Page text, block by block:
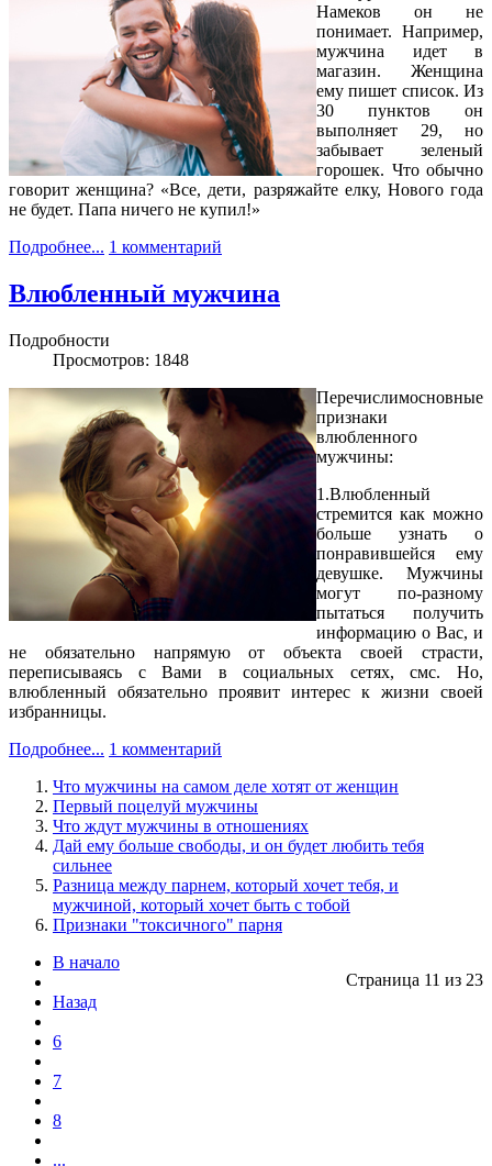
Намеков он не
понимает. Например,
мужчина идет в
магазин. Женщина
ему пишет список. Из
30 пунктов он
выполняет 29, но
забывает зеленый
горошек. Что обычно
говорит женщина? «Все, дети, разряжайте елку, Нового года
не будет. Папа ничего не купил!»
Подробнее... 1 комментарий
Влюбленный мужчина
Подробности
Просмотров: 1848
Перечислимосновные
признаки
влюбленного
мужчины:
1.Влюбленный
стремится как можно
больше узнать о
понравившейся ему
девушке. Мужчины
могут по-разному
пытаться получить
информацию о Вас, и
не обязательно напрямую от объекта своей страсти,
переписываясь с Вами в социальных сетях, смс. Но,
влюбленный обязательно проявит интерес к жизни своей
избранницы.
Подробнее... 1 комментарий
Что мужчины на самом деле хотят от женщин
Первый поцелуй мужчины
Что ждут мужчины в отношениях
Дай ему больше свободы, и он будет любить тебя
сильнее
Разница между парнем, который хочет тебя, и
мужчиной, который хочет быть с тобой
Признаки "токсичного" парня
Страница 11 из 23
В начало
Назад
6
7
8
...